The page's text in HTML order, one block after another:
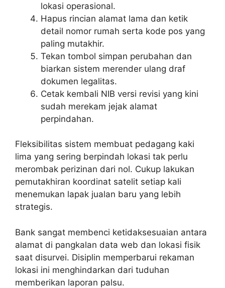
lokasi operasional.
Hapus rincian alamat lama dan ketik
detail nomor rumah serta kode pos yang
paling mutakhir.
Tekan tombol simpan perubahan dan
biarkan sistem merender ulang draf
dokumen legalitas.
Cetak kembali NIB versi revisi yang kini
sudah merekam jejak alamat
perpindahan.
Fleksibilitas sistem membuat pedagang kaki
lima yang sering berpindah lokasi tak perlu
merombak perizinan dari nol. Cukup lakukan
pemutakhiran koordinat satelit setiap kali
menemukan lapak jualan baru yang lebih
strategis.
Bank sangat membenci ketidaksesuaian antara
alamat di pangkalan data web dan lokasi fisik
saat disurvei. Disiplin memperbarui rekaman
lokasi ini menghindarkan dari tuduhan
memberikan laporan palsu.